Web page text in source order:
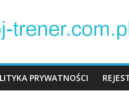
PRYWATNOŚCI